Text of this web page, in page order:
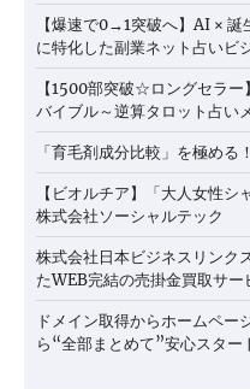
【爆速で0→1突破へ】AI ×
に特化した副業ネット占いビ
【1500部突破☆ロングセラ
バイブル～逆算タロット占い
「育毛剤成分比較」を極める！
【ビオルチア】「大人女性シ
株式会社ソーシャルテック
株式会社日本ビジネスリンク
たWEB完結の売掛金買取サー
ドメイン取得からホームペー
ら“全部まとめて”安心スター